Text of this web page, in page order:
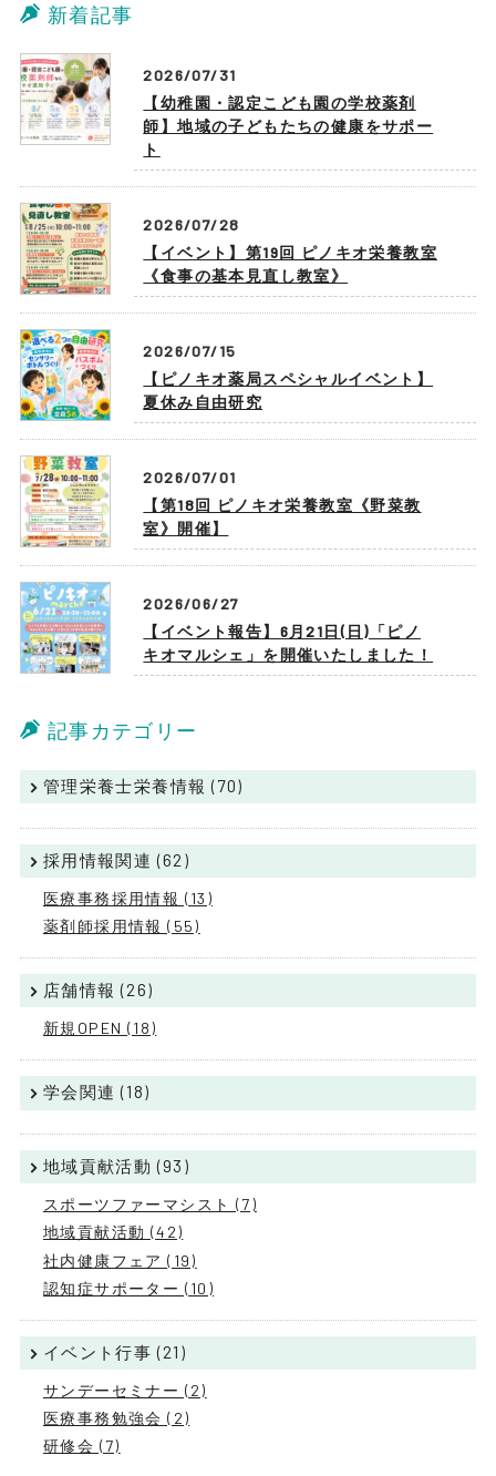
新着記事
2026/07/31
【幼稚園・認定こども園の学校薬剤
師】地域の子どもたちの健康をサポー
ト
2026/07/28
【イベント】第19回 ピノキオ栄養教室
《食事の基本見直し教室》
2026/07/15
【ピノキオ薬局スペシャルイベント】
夏休み自由研究
2026/07/01
【第18回 ピノキオ栄養教室《野菜教
室》開催】
2026/06/27
【イベント報告】6月21日(日)「ピノ
キオマルシェ」を開催いたしました！
記事カテゴリー
管理栄養士栄養情報 (70)
採用情報関連 (62)
医療事務採用情報 (13)
薬剤師採用情報 (55)
店舗情報 (26)
新規OPEN (18)
学会関連 (18)
地域貢献活動 (93)
スポーツファーマシスト (7)
地域貢献活動 (42)
社内健康フェア (19)
認知症サポーター (10)
イベント行事 (21)
サンデーセミナー (2)
医療事務勉強会 (2)
研修会 (7)